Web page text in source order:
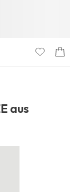
aus